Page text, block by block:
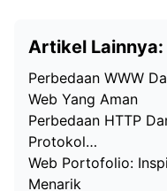
Artikel Lainnya:
Perbedaan WWW
Web Yang Aman
Perbedaan HTTP
Protokol…
Web Portofolio:
Menarik